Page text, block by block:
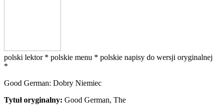
polski lektor * polskie menu * polskie napisy do wersji oryginalnej
*
Good German: Dobry Niemiec
Tytuł oryginalny: Good German, The